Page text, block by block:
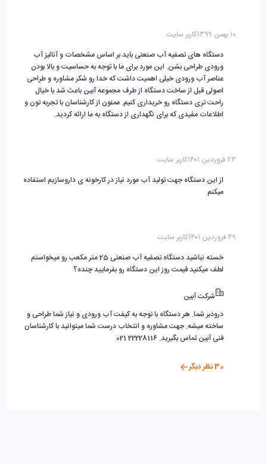
۱۰ بهمن ۱۳۹۹
کاربر سایت
دستگاه های تصفیه آب صنعتی باید بر اساس مشخصات و آنالیز آب
ورودی طراحی بشن. این مورد برای ما با توجه به حساسیت و بالا بودن
عناصر آب ورودی خیلی اهمیت داشت که خدا رو شکر مشاوره و طراحی
اصولی قبل از ساخت دستگاه از طرف مجموعه آبین باعث شد با خیال
راحت تری دستگاه رو خریداری کنیم. ممنون از کارشناسان با تجربه تون و
اطلاعات مفیدی که برای نگهداری از دستگاه به ما ارائه کردید.
۲۳ فروردین ۱۴۰۱
کاربر سایت
از این دستگاه جهت تولید آب مورد نیاز در کارخونه ی داروسازیم استفاده
میکنم
۲۹ فروردین ۱۴۰۱
کاربر سایت
خسته نباشید دستگاه تصفیه آب صنعتی 25 متر مکعب رو میخواستم
لطف میکنید قیمت روز این دستگاه رو بفرمایید چنده؟
شرکت آبین
درودبر شما. هر دستگاه با توجه به کیفت آب ورودی و نیاز شما طراحی و
ساخته میشه. جهت مشاوره و انتخاب درست شما میتوانید با کارشناسان
فنی آبین تماس بگیرید. 22228116 021
30نظر دیگر